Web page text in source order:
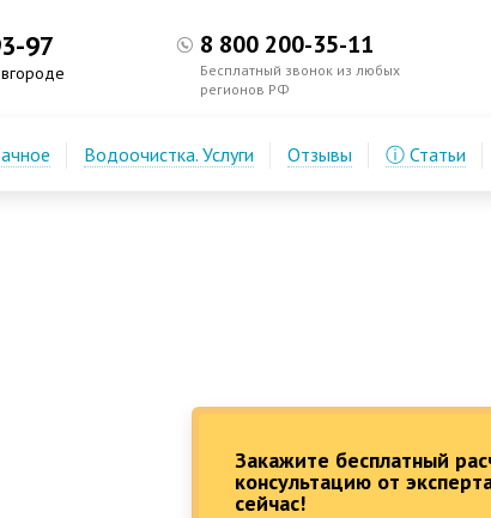
Закажите бесплатный
консультацию от
сейчас!
97 8 800 200-35-11
Бесплатный звонок из любых
регионов РФ
Водоочистка. Услуги Отзывы ⓘ Статьи